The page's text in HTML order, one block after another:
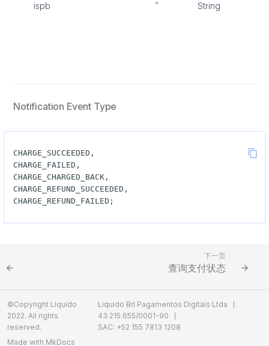
ispb String
Notification Event Type
下一页
查询支付状态
©Copyright Liquido
2022. All rights
reserved.
Liquido Brl Pagamentos Digitais Ltda
43.215.655/0001-90
SAC: +52 155 7813 1208
Made with MkDocs